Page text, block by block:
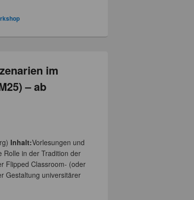
im
– ab
Inhalt:Vorlesungen und
Rolle in der Tradition der
Flipped Classroom- (oder
Gestaltung universitärer